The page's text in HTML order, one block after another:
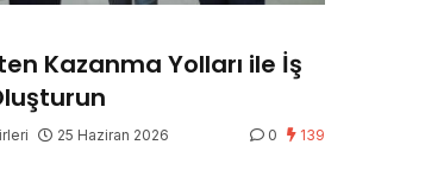
Kazanma Yolları ile İş
25 Haziran 2026 0 139